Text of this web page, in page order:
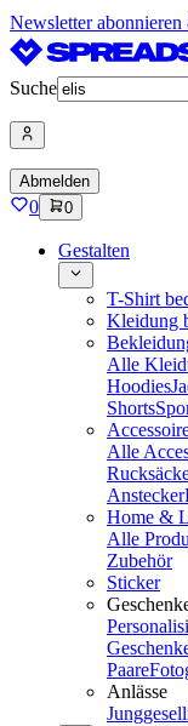
Newsletter
Suche
Abmelden
0 0
Gestalten
T-Shirt
Kleidung
Alle
Hoodies
Shorts
Alle
Anstecker
Home &
Alle
Zubehör
Sticker
Paare
Anlässe